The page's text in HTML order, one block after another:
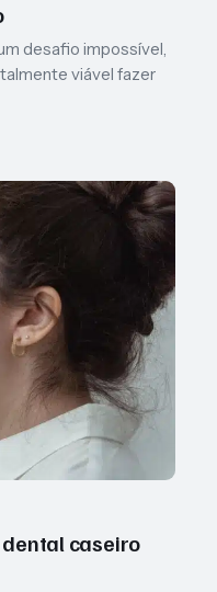
desafio impossível,
viável fazer
caseiro